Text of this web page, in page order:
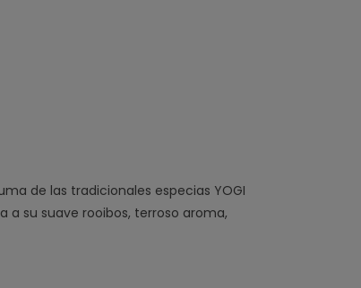
de las tradicionales especias YOGI
a su suave rooibos, terroso aroma,